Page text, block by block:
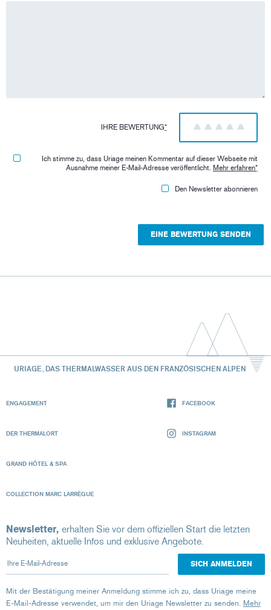
IHRE BEWERTUNG* 5
4
3
2
1
Ich stimme zu, dass Uriage meinen Kommentar auf dieser Webseite mit
Ausnahme meiner E-Mail-Adresse veröffentlicht. Mehr erfahren*
Den Newsletter abonnieren
URIAGE, DAS THERMALWASSER AUS DEN FRANZÖSISCHEN ALPEN
ENGAGEMENT
DER THERMALORT
GRAND HÔTEL & SPA
COLLECTION MARC LARRÈGUE
FACEBOOK
INSTAGRAM
Newsletter, erhalten Sie vor dem offiziellen Start die letzten
Neuheiten, aktuelle Infos und exklusive Angebote.
Ihre E-Mail-Adresse
Mit der Bestätigung meiner Anmeldung stimme ich zu, dass Uriage meine
E-Mail-Adresse verwendet, um mir den Uriage Newsletter zu senden. Mehr